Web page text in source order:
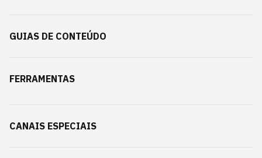
GUIAS DE CONTEÚDO
FERRAMENTAS
CANAIS ESPECIAIS